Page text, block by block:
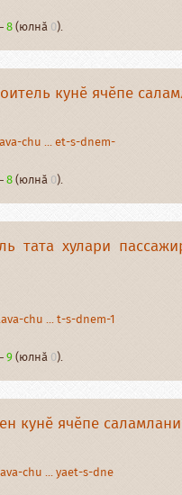
8(юлнӑ0).
кунӗ ячӗпе
chu ... et-s-dnem-
8(юлнӑ0).
тата хулари
chu ... t-s-dnem-1
9(юлнӑ0).
кунӗ ячӗпе
chu ... yaet-s-dne